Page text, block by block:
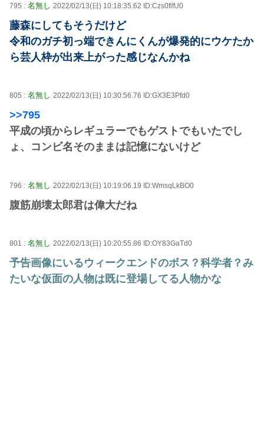
795 : 名無し 2022/02/13(日) 10:18:35.62 ID:Czs0fifU0
藤森にしてもそうだけど
令和のガチ初っ端できんにくんが爆発的にウケたか
ら芸人枠が出来上がった感じなんかね
805 : 名無し 2022/02/13(日) 10:30:56.76 ID:GX3E3Pfd0
>>795
平成の頃からレギュラーでもゲストでもいたでし
ょ、コンビ名そのままは記憶にないけど
796 : 名無し 2022/02/13(日) 10:19:06.19 ID:WmsqLkBO0
腹筋崩壊太郎君は偉大だね
801 : 名無し 2022/02/13(日) 10:20:55.86 ID:OY83GaTd0
予告画像にいるウィークエンドのボス？科学者？み
たいな仮面の人物は既に登場してる人物かな